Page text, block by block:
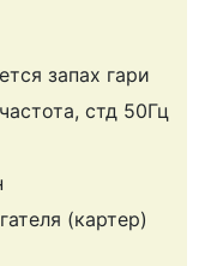
запах гари
стд 50Гц
(картер)